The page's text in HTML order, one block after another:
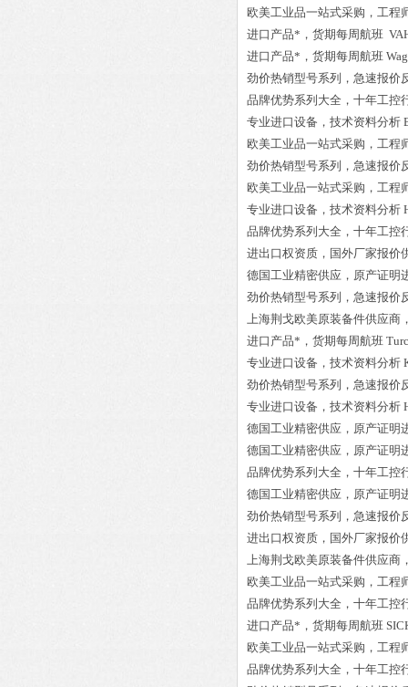
欧美工业品一站式采购，工程
进口产品*，货期每周航班
进口产品*，货期每周航班
劲价热销型号系列，急速报价
品牌优势系列大全，十年工控
专业进口设备，技术资料分析
欧美工业品一站式采购，工程
劲价热销型号系列，急速报价
欧美工业品一站式采购，工程
专业进口设备，技术资料分析
品牌优势系列大全，十年工控
进出口权资质，国外厂家报价
德国工业精密供应，原产证明
劲价热销型号系列，急速报价
上海荆戈欧美原装备件供应商
进口产品*，货期每周航班
专业进口设备，技术资料分析
劲价热销型号系列，急速报价
专业进口设备，技术资料分析
德国工业精密供应，原产证明
德国工业精密供应，原产证明
品牌优势系列大全，十年工控
德国工业精密供应，原产证明
劲价热销型号系列，急速报价
进出口权资质，国外厂家报价
上海荆戈欧美原装备件供应商
欧美工业品一站式采购，工程
品牌优势系列大全，十年工控
进口产品*，货期每周航班
欧美工业品一站式采购，工程
品牌优势系列大全，十年工控